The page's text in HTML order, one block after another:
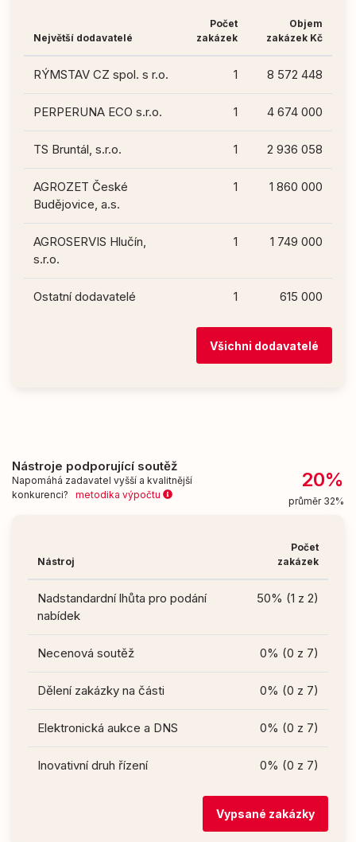
Největší dodavatelé
Počet
zakázek
Objem
zakázek Kč
RÝMSTAV CZ spol. s r.o. 1 8 572 448
PERPERUNA ECO s.r.o. 1 4 674 000
TS Bruntál, s.r.o. 1 2 936 058
AGROZET České
Budějovice, a.s.
1 1 860 000
AGROSERVIS Hlučín,
s.r.o.
1 1 749 000
Ostatní dodavatelé 1 615 000
Všichni dodavatelé
Nástroje podporující soutěž
Napomáhá zadavatel vyšší a kvalitnější
konkurenci? metodika výpočtu
20%
průměr 32%
Nástroj
Počet
zakázek
Nadstandardní lhůta pro podání
nabídek
50% (1 z 2)
Necenová soutěž 0% (0 z 7)
Dělení zakázky na části 0% (0 z 7)
Elektronická aukce a DNS 0% (0 z 7)
Inovativní druh řízení 0% (0 z 7)
Vypsané zakázky